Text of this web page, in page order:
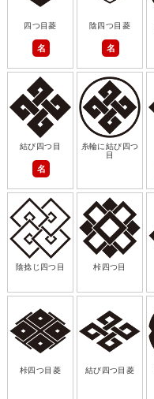
四つ目菱
名
陰四つ目菱
名
結び四つ目
名
糸輪に結び四つ
目
陰捻じ四つ目 桛四つ目
桛四つ目菱 結び四つ目菱